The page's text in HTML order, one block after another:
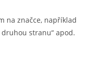
na značce, například
druhou stranu“ apod.